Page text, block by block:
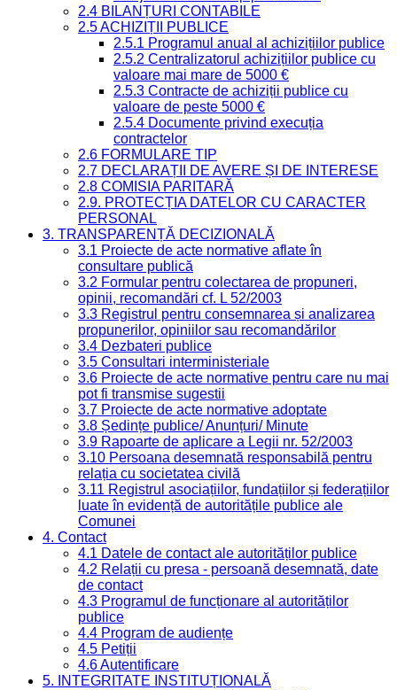
2.4 BILANȚURI CONTABILE
2.5 ACHIZIȚII PUBLICE
2.5.1 Programul anual al achizițiilor publice
2.5.2 Centralizatorul achizițiilor publice cu
valoare mai mare de 5000 €
2.5.3 Contracte de achiziții publice cu
valoare de peste 5000 €
2.5.4 Documente privind execuția
contractelor
2.6 FORMULARE TIP
2.7 DECLARAȚII DE AVERE ȘI DE INTERESE
2.8 COMISIA PARITARĂ
2.9. PROTECȚIA DATELOR CU CARACTER
PERSONAL
3. TRANSPARENȚĂ DECIZIONALĂ
3.1 Proiecte de acte normative aflate în
consultare publică
3.2 Formular pentru colectarea de propuneri,
opinii, recomandări cf. L 52/2003
3.3 Registrul pentru consemnarea și analizarea
propunerilor, opiniilor sau recomandărilor
3.4 Dezbateri publice
3.5 Consultari interministeriale
3.6 Proiecte de acte normative pentru care nu mai
pot fi transmise sugestii
3.7 Proiecte de acte normative adoptate
3.8 Ședințe publice/ Anunțuri/ Minute
3.9 Rapoarte de aplicare a Legii nr. 52/2003
3.10 Persoana desemnată responsabilă pentru
relația cu societatea civilă
3.11 Registrul asociațiilor, fundațiilor și federațiilor
luate în evidență de autoritățile publice ale
Comunei
4. Contact
4.1 Datele de contact ale autorităților publice
4.2 Relații cu presa - persoană desemnată, date
de contact
4.3 Programul de funcționare al autorităților
publice
4.4 Program de audiențe
4.5 Petiții
4.6 Autentificare
5. INTEGRITATE INSTITUȚIONALĂ